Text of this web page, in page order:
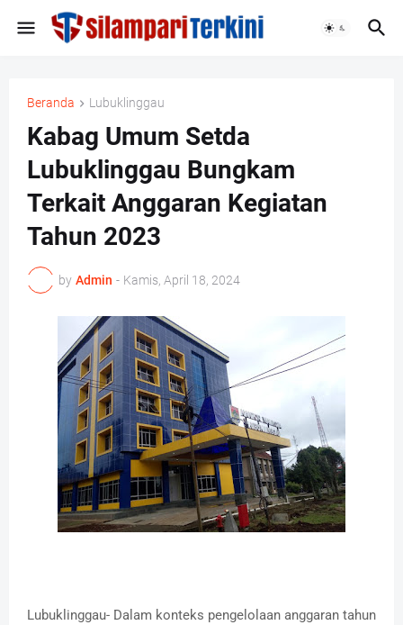
Beranda Lubuklinggau
Kabag Umum Setda
Lubuklinggau Bungkam
Terkait Anggaran Kegiatan
Tahun 2023
by Admin - Kamis, April 18, 2024
Lubuklinggau- Dalam konteks pengelolaan anggaran tahun